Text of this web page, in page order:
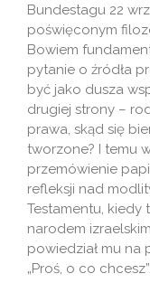
Bundestagu 22
poświęconym
Bowiem
pytanie o źródła
być jako dusza
drugiej strony –
prawa, skąd się
tworzone? I temu
przemówienie
refleksji nad
Testamentu, kiedy
narodem
powiedział mu na
„Proś, o co chcesz”.